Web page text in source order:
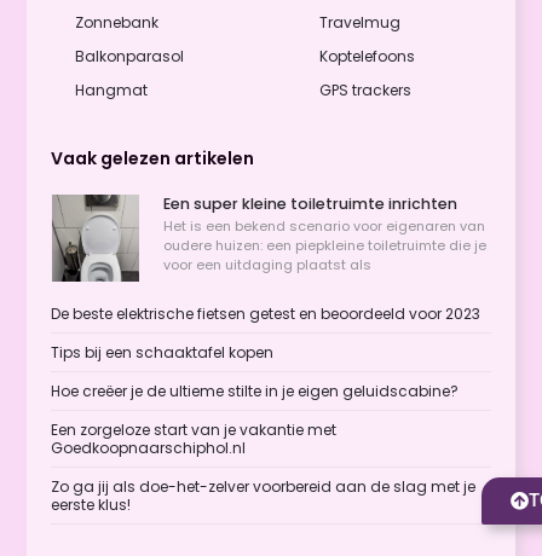
Zonnebank
Balkonparasol
Hangmat
Travelmug
Koptelefoons
GPS trackers
Vaak gelezen artikelen
Een super kleine toiletruimte inrichten
Het is een bekend scenario voor eigenaren van
oudere huizen: een piepkleine toiletruimte die je
voor een uitdaging plaatst als
De beste elektrische fietsen getest en beoordeeld voor 2023
Tips bij een schaaktafel kopen
Hoe creëer je de ultieme stilte in je eigen geluidscabine?
Een zorgeloze start van je vakantie met
Goedkoopnaarschiphol.nl
Zo ga jij als doe-het-zelver voorbereid aan de slag met je
eerste klus!